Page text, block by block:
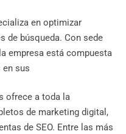
en optimizar
de búsqueda. Con sede
empresa está compuesta
en sus
ofrece a toda la
de marketing digital,
de SEO. Entre las más